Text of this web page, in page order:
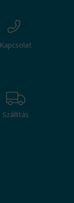
Kapcsolat
Szállítás